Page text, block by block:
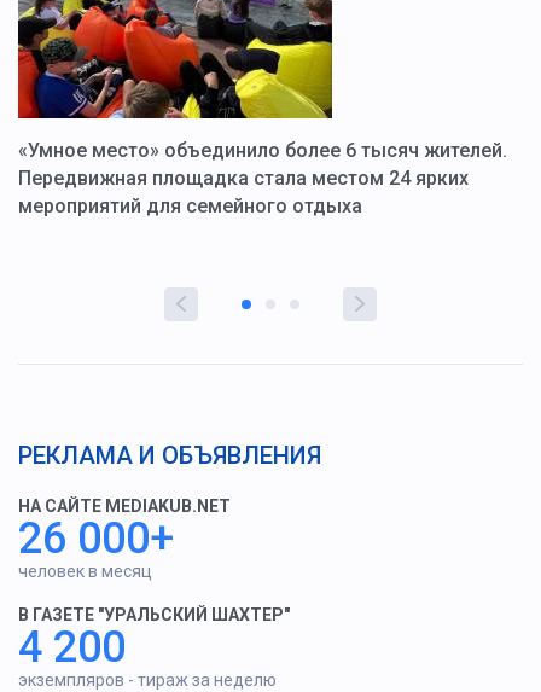
«Умное место» объединило более 6 тысяч жителей.
Передвижная площадка стала местом 24 ярких
мероприятий для семейного отдыха
РЕКЛАМА И ОБЪЯВЛЕНИЯ
НА САЙТЕ MEDIAKUB.NET
26 000+
человек в месяц
В ГАЗЕТЕ "УРАЛЬСКИЙ ШАХТЕР"
4 200
экземпляров - тираж за неделю